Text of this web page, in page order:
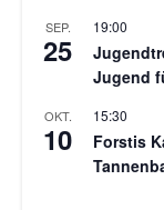
SEP.
25
19:00
Jugend
OKT.
10
15:30
Forstis